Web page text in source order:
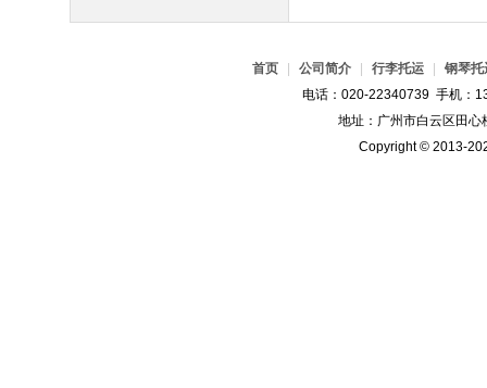
首页 公司简介 行李托运
钢琴托
电话：020-22340739 手机：
地址：广州市白云区田
Copyright © 2013-